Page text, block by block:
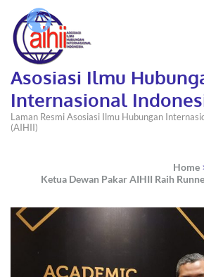
Asosiasi Ilmu
Internasional
Laman Resmi Asosiasi Ilmu Hubungan
(AIHII)
Home
Ketua Dewan Pakar AIHII Raih